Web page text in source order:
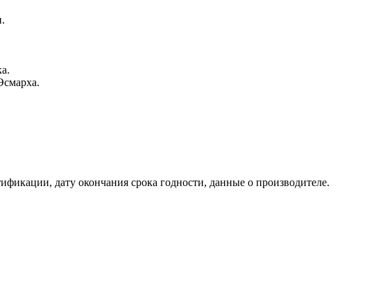
дату окончания срока годности, данные о производителе.